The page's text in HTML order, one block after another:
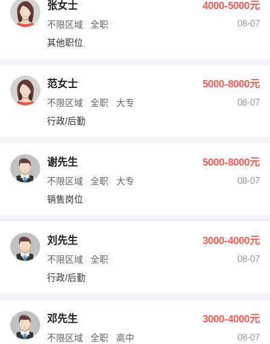
张女士 4000-5000元
不限区域 全职
08-07
其他职位
范女士 5000-8000元
不限区域 全职 大专
08-07
行政/后勤
谢先生 5000-8000元
不限区域 全职 大专
08-07
销售岗位
刘先生 3000-4000元
不限区域 全职
08-07
行政/后勤
邓先生 3000-4000元
不限区域 全职 高中
08-07